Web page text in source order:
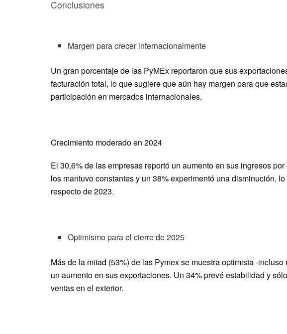
Conclusiones
Margen para crecer internacionalmente
Un gran porcentaje de las PyMEx reportaron que sus
facturación total, lo que sugiere que aún hay margen para que
participación en mercados internacionales.
Crecimiento moderado en 2024
El 30,6% de las empresas reportó un aumento en sus ingresos
los mantuvo constantes y un 38% experimentó una disminución,
respecto de 2023.
Optimismo para el cierre de 2025
Más de la mitad (53%) de las Pymex se muestra optimista -
un aumento en sus exportaciones. Un 34% prevé estabilidad y
ventas en el exterior.